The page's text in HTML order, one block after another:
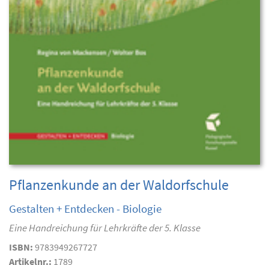
Pflanzenkunde an der Waldorfschule
Gestalten + Entdecken - Biologie
Eine Handreichung für Lehrkräfte der 5. Klasse
ISBN: 9783949267727
Artikelnr.: 1789